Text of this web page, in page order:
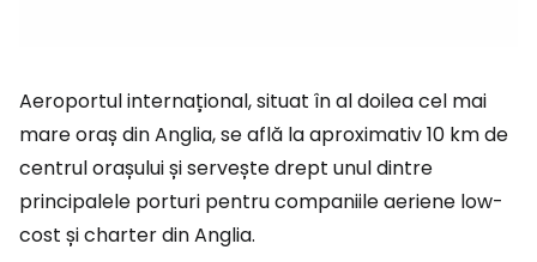
Aeroportul internațional, situat în al doilea cel mai
mare oraș din Anglia, se află la aproximativ 10 km de
centrul orașului și servește drept unul dintre
principalele porturi pentru companiile aeriene low-
cost și charter din Anglia.